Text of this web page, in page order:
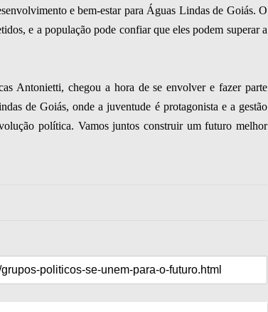
e bem-estar para Águas Lindas de Goiás. O
e a população pode confiar que eles podem superar a
Antonietti, chegou a hora de se envolver e fazer parte
de Goiás, onde a juventude é protagonista e a gestão
política. Vamos juntos construir um futuro melhor